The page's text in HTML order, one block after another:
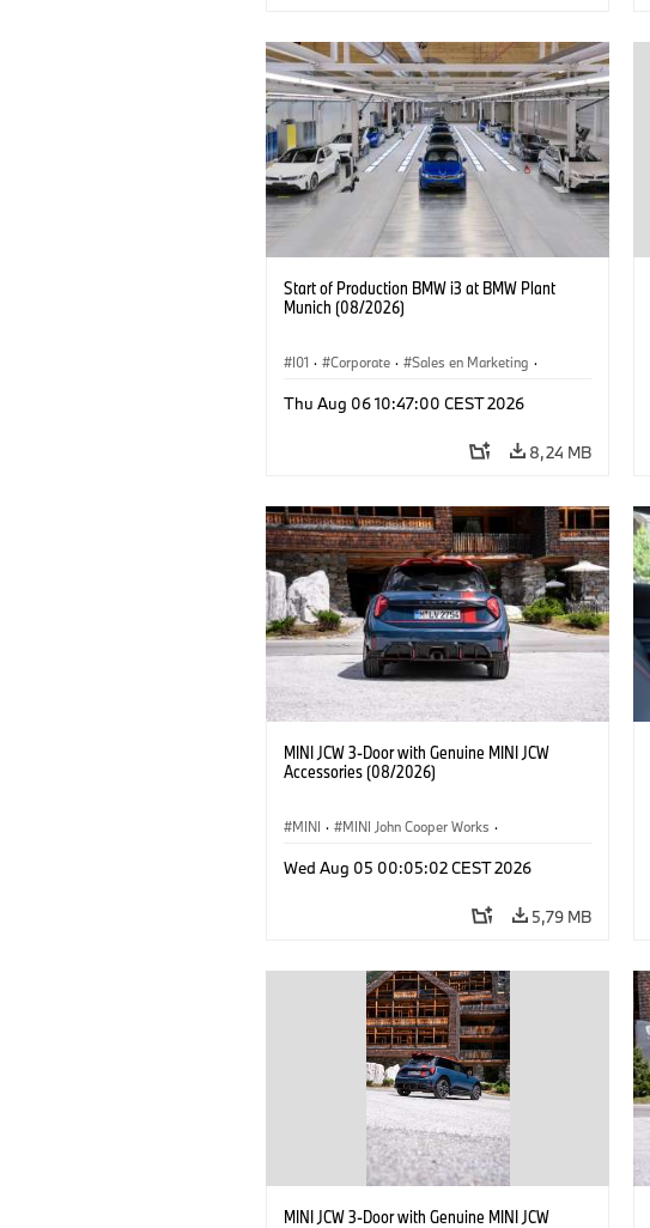
Start of Production BMW i3 at BMW Plant
Munich (08/2026)
I01 · Corporate · Sales en Marketing ·
Thu Aug 06 10:47:00 CEST 2026
8,24 MB
MINI JCW 3-Door with Genuine MINI JCW
Accessories (08/2026)
MINI · MINI John Cooper Works ·
Wed Aug 05 00:05:02 CEST 2026
5,79 MB
MINI JCW 3-Door with Genuine MINI JCW